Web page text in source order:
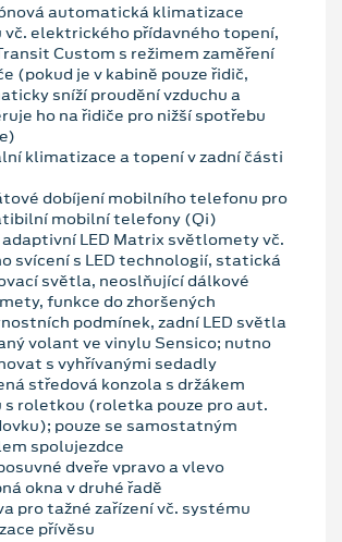
automatická klimatizace
vč. elektrického přídavného topení,
Custom s režimem zaměření
(pokud je v kabině pouze řidič,
sníží proudění vzduchu a
ho na řidiče pro nižší spotřebu
klimatizace a topení v zadní části
dobíjení mobilního telefonu pro
mobilní telefony (Qi)
adaptivní LED Matrix světlomety vč.
svícení s LED technologií, statická
světla, neoslňující dálkové
funkce do zhoršených
podmínek, zadní LED světla
volant ve vinylu Sensico; nutno
s vyhřívanými sedadly
středová konzola s držákem
s roletkou (roletka pouze pro aut.
pouze se samostatným
spolujezdce
dveře vpravo a vlevo
okna v druhé řadě
pro tažné zařízení vč. systému
přívěsu